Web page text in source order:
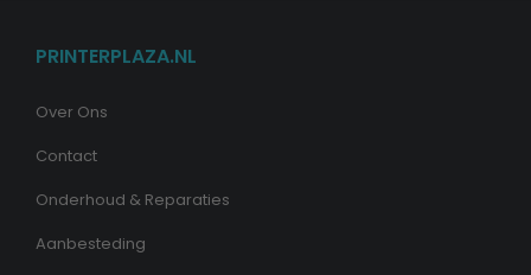
PRINTERPLAZA.NL
Over Ons
Contact
Onderhoud & Reparaties
Aanbesteding